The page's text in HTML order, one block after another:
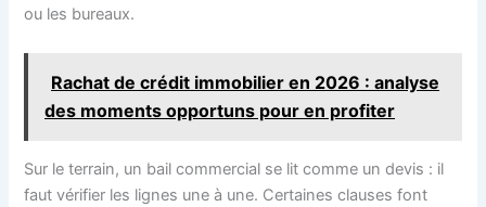
ou les bureaux.
Rachat de crédit immobilier en 2026 : analyse
des moments opportuns pour en profiter
Sur le terrain, un bail commercial se lit comme un devis : il
faut vérifier les lignes une à une. Certaines clauses font